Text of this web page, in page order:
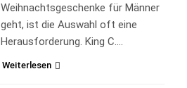
Weihnachtsgeschenke für Männer
geht, ist die Auswahl oft eine
Herausforderung. King C….
Weiterlesen